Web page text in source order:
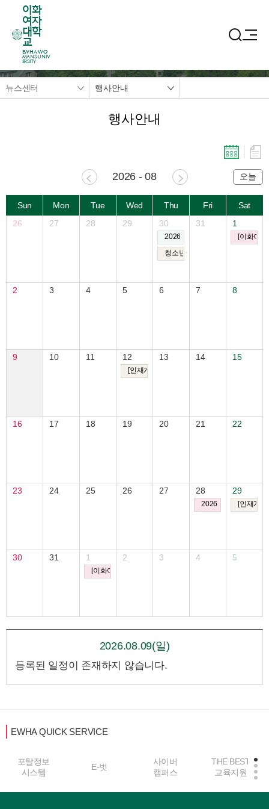
이화
여자
대학
교
EWHA WO
MANS UNIV
ERSITY
뉴스센터 행사안내
행사안내
오늘
2026 - 08
Sun Mon Tue Wed Thu Fri
Sat
26
27 28 29 30 31 1
2026 이화과학페스티벌[이화여
청소년과 일반인을 위한 이화여
2 3 4 5 6 7 8
9 10 11 12 13 14 15
[인재개발원] 취트키 밋업: 금융감독원 선배
16 17 18 19 20 21 22
23 24 25 26 27 28 29
2026 한국여성연구
[인재개
30 31 1 2 3 4 5
[이화여자대학교 한국여성연구원] 제7회 이화-현우 여성
2026.08.09(일)
등록된 일정이 존재하지 않습니다.
EWHA QUICK SERVICE
포탈정보
시스템
E-벗
사이버
캠퍼스
THE BEST
교육지원